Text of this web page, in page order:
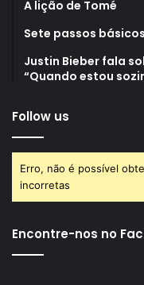
A lição de Tomé
Sete passos
Justin Bieber fala
“Quando estou
Follow us
Erro, não é possível
incorretas
Encontre-nos no